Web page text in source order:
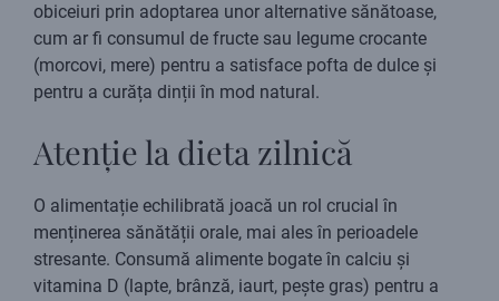
obiceiuri prin adoptarea unor alternative sănătoase,
cum ar fi consumul de fructe sau legume crocante
(morcovi, mere) pentru a satisface pofta de dulce și
pentru a curăța dinții în mod natural.
Atenție la dieta zilnică
O alimentație echilibrată joacă un rol crucial în
menținerea sănătății orale, mai ales în perioadele
stresante. Consumă alimente bogate în calciu și
vitamina D (lapte, brânză, iaurt, pește gras) pentru a